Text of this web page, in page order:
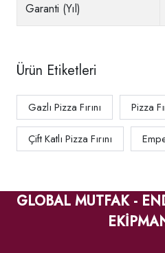
Garanti (Yıl)
Ürün Etiketleri
Gazlı Pizza Fırını Pizza
Çift Katlı Pizza Fırını
GLOBAL MUTFAK -